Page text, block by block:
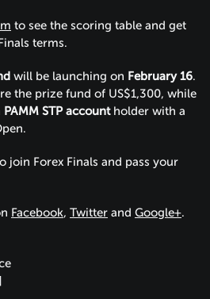
to see the scoring table and get
terms.
will be launching on February 16.
the prize fund of US$1,300, while
PAMM STP accountholder with a
join Forex Finals and pass your
Facebook, Twitter and Google+.